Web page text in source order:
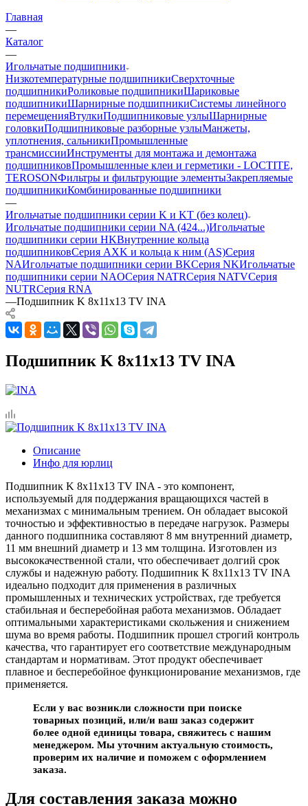
Главная
—
Каталог
—
Игольчатые подшипники
Низкотемпературные подшипникиСверхточные
подшипникиРоликовые подшипникиШариковые
подшипникиШарнирные подшипникиСистемы линейного
перемещенияВтулкиПодшипниковые узлыШарнирные
головкиПодшипниковые разборные узлыМанжеты,
уплотнения, сальникиПромышленные
трансмиссииИнструменты для монтажа и демонтажа
подшипниковПромышленные клеи и герметики - LOCTITE,
TEROSONФильтры и фильтрующие элементыЗакрепляемые
подшипникиКомбинированные подшипники
—
Игольчатые подшипники серии K и KT (без колец)
Игольчатые подшипники серии NA (424...)Игольчатые
подшипники серии HKВнутренние кольца
подшипниковСерия AXK и кольца к ним (AS)Серия
NAИгольчатые подшипники серии BKСерия NKИгольчатые
подшипники серии NAOСерия NATRСерия NATVСерия
NUTRСерия RNA
—Подшипник K 8x11x13 TV INA
Подшипник K 8x11x13 TV INA
Описание
Инфо для юрлиц
Подшипник K 8x11x13 TV INA - это компонент,
используемый для поддержания вращающихся частей в
механизмах с минимальным трением. Он обладает высокой
точностью и эффективностью в передаче нагрузок. Размеры
данного подшипника составляют 8 мм внутренний диаметр,
11 мм внешний диаметр и 13 мм толщина. Изготовлен из
высококачественной стали, что обеспечивает долгий срок
службы и надежную работу. Подшипник K 8x11x13 TV INA
идеально подходит для применения в различных
промышленных и технических устройствах, где требуется
стабильная и бесперебойная работа механизмов. Обладает
оптимальными характеристиками скольжения и снижением
шума во время работы. Подшипник прошел строгий контроль
качества, что гарантирует его соответствие международным
стандартам и нормативам. Этот продукт обеспечивает
плавное и бесперебойное функционирование механизмов, где
применяется.
Если у вас возникли сложности при поиске
товарных позиций, или/и ваш заказ содержит
более одной единицы товара, свяжитесь с нашим
менеджером. Мы уточним актуальную стоимость,
проверим их наличие и поможем с оформлением
заказа.
Для составления заказа можно